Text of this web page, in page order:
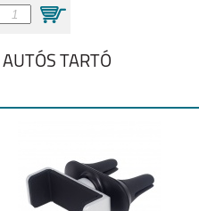
TARTÓ